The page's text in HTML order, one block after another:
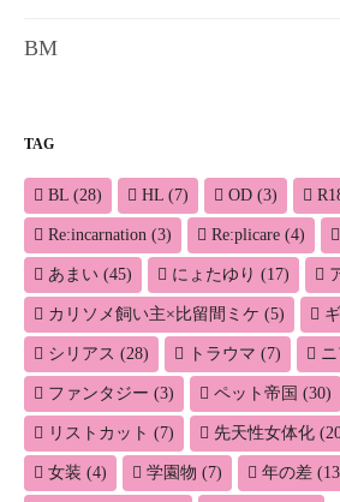
BM
TAG
BL (28) HL (7) OD (3)
Re:incarnation (3) Re:plicare (4)
あまい (45) にょたゆり (17)
カリソメ飼い主×比留間ミケ (5)
シリアス (28) トラウマ (7)
ファンタジー (3) ペット帝国 (30)
リストカット (7) 先天性女体化
女装 (4) 学園物 (7) 年の差